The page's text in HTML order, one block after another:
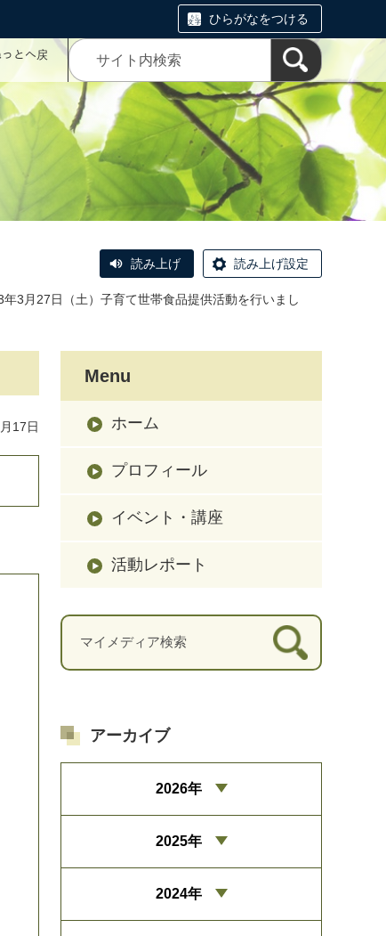
ひらがなをつける
とへ戻
読み上げ 読み上げ設定
3月27日（土）子育て世帯食品提供活動を行いまし
17日
Menu
ホーム
プロフィール
イベント・講座
活動レポート
アーカイブ
2026年
2025年
2024年